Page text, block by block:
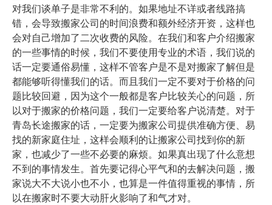
对我们谈单子是非常不利的。 如果地址不详或者线路搞
错，会导致搬家公司的时间浪费和额外经济开资，这样也
会对自己增加了二次收费的风险。
在我们和客户介绍搬家
的一些事情的时候，我们不要使用专业的术语，我们说的
话一定要通俗易懂，这样不管客户是不是对搬家了解但是
都能够听得懂我们的话。而且我们一定不要对于价格的问
题比较回避，因为这个一般都是客户比较关心的问题，所
以对于搬家的价格问题，我们一定要给客户说清楚。 对于
青岛长途搬家的话，一定要为搬家公司提供准确方便、易
找的新家庭住址，这样会顺利的让搬家公司找到你的新
家，也减少了一些不必要的麻烦。如果真出现了什么意想
不到的事情发生。首先要记得心平气和的去解决问题，搬
家说大不大说小也不小，也算是一件值得重视的事情，所
以在搬家时不要大动肝火影响了和气才对。